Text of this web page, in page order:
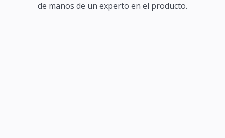
de manos de un experto en el producto.